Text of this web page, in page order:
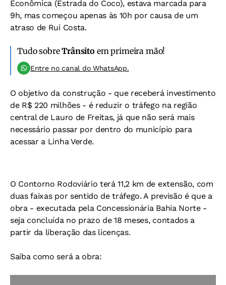
Econômica (Estrada do Coco), estava marcada para
9h, mas começou apenas às 10h por causa de um
atraso de Rui Costa.
Tudo sobreTrânsito em primeira mão!
Entre no canal do WhatsApp.
O objetivo da construção - que receberá investimento
de R$ 220 milhões - é reduzir o tráfego na região
central de Lauro de Freitas, já que não será mais
necessário passar por dentro do município para
acessar a Linha Verde.
O Contorno Rodoviário terá 11,2 km de extensão, com
duas faixas por sentido de tráfego. A previsão é que a
obra - executada pela Concessionária Bahia Norte -
seja concluída no prazo de 18 meses, contados a
partir da liberação das licenças.
Saiba como será a obra: